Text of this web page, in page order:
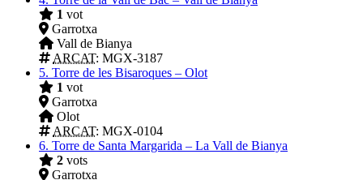
1 vot
Garrotxa
Vall de Bianya
ARCAT: MGX-3187
5. Torre de les Bisaroques – Olot
1 vot
Garrotxa
Olot
ARCAT: MGX-0104
6. Torre de Santa Margarida – La Vall de Bianya
2 vots
Garrotxa